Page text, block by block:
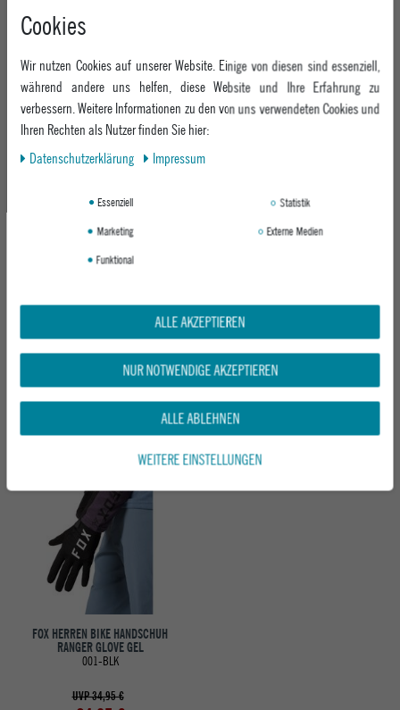
FOX HERREN BIKE HANDSCHUH
FLO ORANGE
ab 39,95 €
BLACK/BLACK
39,95 €
-30%
FOX HERREN BIKE HANDSCHUH
RANGER WATER
UVP 49,95 €
ab 34,95 €
FOX HERREN BIKE HANDSCHUH
DEFEND PRO FIRE
UVP 54,95 €
39,95 €
-29%
FOX HERREN BIKE HANDSCHUH
RANGER GLOVE GEL
001-BLK
UVP 34,95 €
Cookies
Wir nutzen Cookies auf unserer Website. Einige von diesen sind essenziell,
während andere uns helfen, diese Website und Ihre Erfahrung zu
verbessern. Weitere Informationen zu den von uns verwendeten Cookies und
Ihren Rechten als Nutzer finden Sie hier:
Daten­schutz­erklärung
Impressum
Essenziell
Statistik
Marketing
Externe Medien
Funktional
ALLE AKZEPTIEREN
NUR NOTWENDIGE AKZEPTIEREN
ALLE ABLEHNEN
WEITERE EINSTELLUNGEN